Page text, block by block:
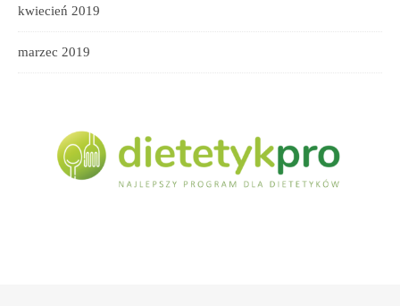
kwiecień 2019
marzec 2019